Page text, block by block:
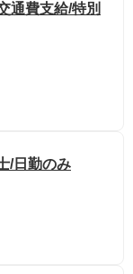
通費支給/特別
/日勤のみ